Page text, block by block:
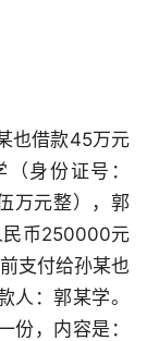
也借款45万元
身份证号：
万元整），郭
民币250000元
支付给孙某也
：郭某学。
份，内容是：